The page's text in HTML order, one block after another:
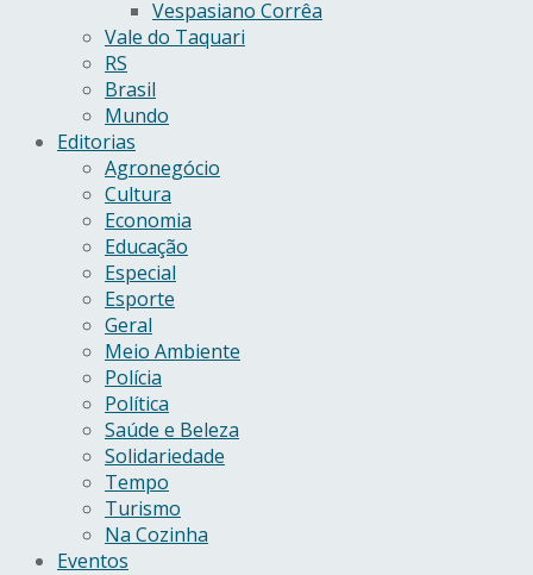
Vespasiano Corrêa
Vale do Taquari
RS
Brasil
Mundo
Editorias
Agronegócio
Cultura
Economia
Educação
Especial
Esporte
Geral
Meio Ambiente
Polícia
Política
Saúde e Beleza
Solidariedade
Tempo
Turismo
Na Cozinha
Eventos